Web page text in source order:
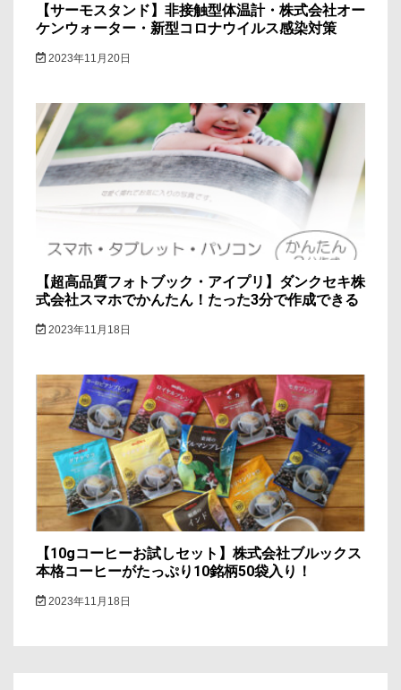
【サーモスタンド】非接触型体温計・株式会社オー
ケンウォーター・新型コロナウイルス感染対策
2023年11月20日
【超高品質フォトブック・アイプリ】ダンクセキ株
式会社スマホでかんたん！たった3分で作成できる
2023年11月18日
【10gコーヒーお試しセット】株式会社ブルックス
本格コーヒーがたっぷり10銘柄50袋入り！
2023年11月18日